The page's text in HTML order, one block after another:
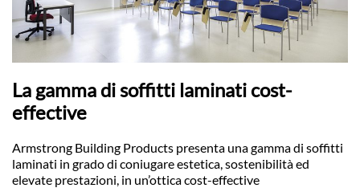
La gamma di soffitti laminati cost-
effective
Armstrong Building Products presenta una gamma di soffitti
laminati in grado di coniugare estetica, sostenibilità ed
elevate prestazioni, in un’ottica cost-effective